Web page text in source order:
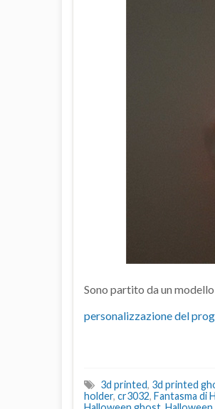
Sono partito da un
personalizzazione del
3d printed, 3d printed
holder, cr3032, Fantasma di